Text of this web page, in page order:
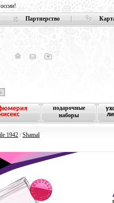
Партнерство
подарочные
наборы
1942 /Shamal